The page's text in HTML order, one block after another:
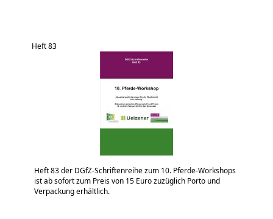
Heft 83
Heft 83 der DGfZ-Schriftenreihe zum 10. Pferde-Workshops
ist ab sofort zum Preis von 15 Euro zuzüglich Porto und
Verpackung erhältlich.